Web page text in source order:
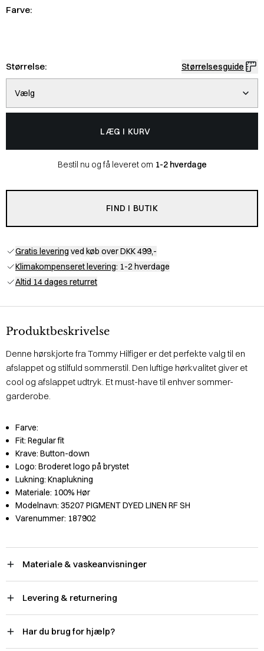
Farve:
Størrelse: Størrelsesguide
Vælg
LÆG I KURV
Bestil nu og få leveret om 1-2 hverdage
FIND I BUTIK
Gratis levering ved køb over DKK 499,-
Klimakompenseret levering: 1-2 hverdage
Altid 14 dages returret
Produktbeskrivelse
Denne hørskjorte fra Tommy Hilfiger er det perfekte valg til en
afslappet og stilfuld sommerstil. Den luftige hørkvalitet giver et
cool og afslappet udtryk. Et must-have til enhver sommer-
garderobe.
Farve:
Fit: Regular fit
Krave: Button-down
Logo: Broderet logo på brystet
Lukning: Knaplukning
Materiale: 100% Hør
Modelnavn: 35207 PIGMENT DYED LINEN RF SH
Varenummer: 187902
Materiale & vaskeanvisninger
Levering & returnering
Har du brug for hjælp?